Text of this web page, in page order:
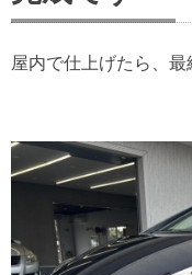
屋内で仕上げたら、最